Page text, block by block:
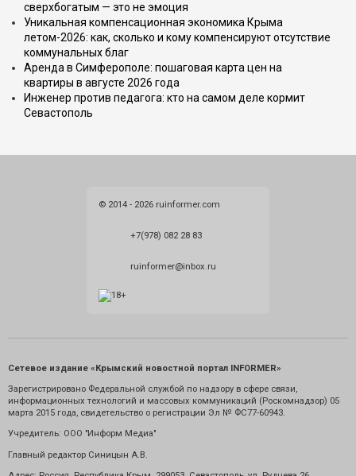
сверхбогатым — это не эмоция
Уникальная компенсационная экономика Крыма
летом-2026: как, сколько и кому компенсируют отсутствие
коммунальных благ
Аренда в Симферополе: пошаговая карта цен на
квартиры в августе 2026 года
Инженер против педагога: кто на самом деле кормит
Севастополь
© 2014 - 2026 ruinformer.com
+7(978) 082 28 83
ruinformer@inbox.ru
Сетевое издание «Крымский новостной портал INFORMER»
Зарегистрировано Федеральной службой по надзору в сфере связи,
информационных технологий и массовых коммуникаций (Роскомнадзор) 05
марта 2015 года, свидетельство о регистрации Эл № ФС77-60943.
Учредитель: ООО "Информ Медиа"
Главный редактор Синицын А.В.